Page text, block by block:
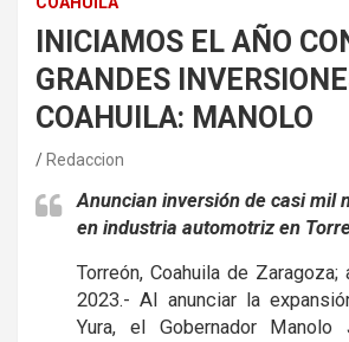
INICIAMOS EL AÑO
GRANDES
COAHUILA: MANOLO
Redaccion
Anuncian inversión de casi mil
en industria automotriz en
Torreón, Coahuila de
2023.- Al anunciar la
Yura, el Gobernador Manolo